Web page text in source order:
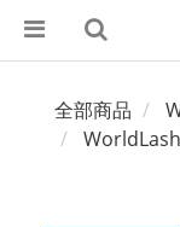
全部商品